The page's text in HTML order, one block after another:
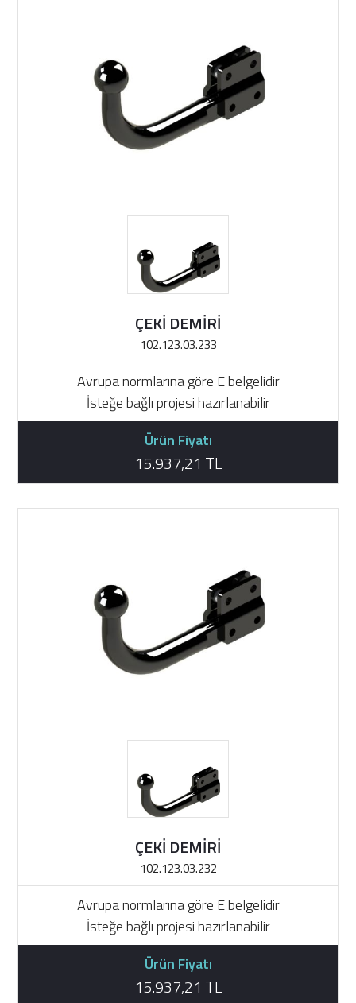
ÇEKİ DEMİRİ
102.123.03.233
Avrupa normlarına göre E belgelidir
İsteğe bağlı projesi hazırlanabilir
Ürün Fiyatı
15.937,21 TL
ÇEKİ DEMİRİ
102.123.03.232
Avrupa normlarına göre E belgelidir
İsteğe bağlı projesi hazırlanabilir
Ürün Fiyatı
15.937,21 TL